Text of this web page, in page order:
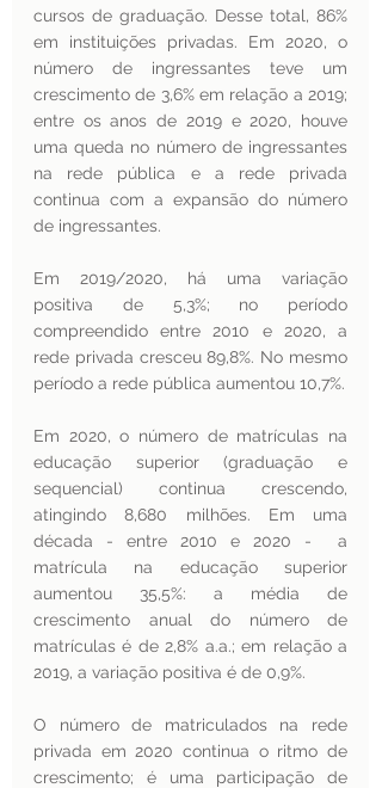
cursos de graduação. Desse total, 86%
em instituições privadas. Em 2020, o
número de ingressantes teve um
crescimento de 3,6% em relação a 2019;
entre os anos de 2019 e 2020, houve
uma queda no número de ingressantes
na rede pública e a rede privada
continua com a expansão do número
de ingressantes.
Em 2019/2020, há uma variação
positiva de 5,3%; no período
compreendido entre 2010 e 2020, a
rede privada cresceu 89,8%. No mesmo
período a rede pública aumentou 10,7%.
Em 2020, o número de matrículas na
educação superior (graduação e
sequencial) continua crescendo,
atingindo 8,680 milhões. Em uma
década - entre 2010 e 2020 -  a
matrícula na educação superior
aumentou 35,5%: a média de
crescimento anual do número de
matrículas é de 2,8% a.a.; em relação a
2019, a variação positiva é de 0,9%.
O número de matriculados na rede
privada em 2020 continua o ritmo de
crescimento; é uma participação de